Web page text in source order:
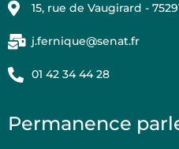
15, rue de Vaugirard -
j.fernique@senat.fr
01 42 34 44 28
Permanence